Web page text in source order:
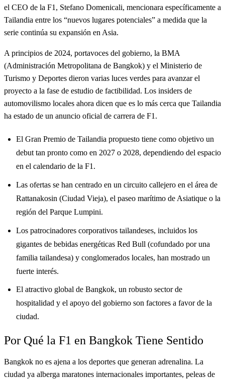
el CEO de la F1, Stefano Domenicali, mencionara específicamente a
Tailandia entre los “nuevos lugares potenciales” a medida que la
serie continúa su expansión en Asia.
A principios de 2024, portavoces del gobierno, la BMA
(Administración Metropolitana de Bangkok) y el Ministerio de
Turismo y Deportes dieron varias luces verdes para avanzar el
proyecto a la fase de estudio de factibilidad. Los insiders de
automovilismo locales ahora dicen que es lo más cerca que Tailandia
ha estado de un anuncio oficial de carrera de F1.
El Gran Premio de Tailandia propuesto tiene como objetivo un
debut tan pronto como en 2027 o 2028, dependiendo del espacio
en el calendario de la F1.
Las ofertas se han centrado en un circuito callejero en el área de
Rattanakosin (Ciudad Vieja), el paseo marítimo de Asiatique o la
región del Parque Lumpini.
Los patrocinadores corporativos tailandeses, incluidos los
gigantes de bebidas energéticas Red Bull (cofundado por una
familia tailandesa) y conglomerados locales, han mostrado un
fuerte interés.
El atractivo global de Bangkok, un robusto sector de
hospitalidad y el apoyo del gobierno son factores a favor de la
ciudad.
Por Qué la F1 en Bangkok Tiene Sentido
Bangkok no es ajena a los deportes que generan adrenalina. La
ciudad ya alberga maratones internacionales importantes, peleas de